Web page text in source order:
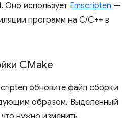
Оно использует Emscripten —
программ на C/C++ в
CMake
обновите файл сборки
образом. Выделенный